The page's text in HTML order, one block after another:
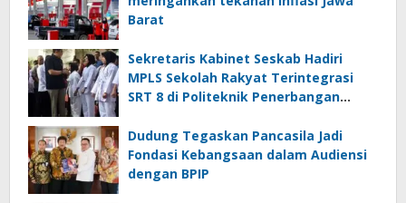
Barat
Sekretaris Kabinet Seskab Hadiri
MPLS Sekolah Rakyat Terintegrasi
SRT 8 di Politeknik Penerbangan
Dudung Tegaskan Pancasila Jadi
Fondasi Kebangsaan dalam Audiensi
dengan BPIP